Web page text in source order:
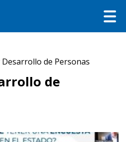
Desarrollo de Personas
de